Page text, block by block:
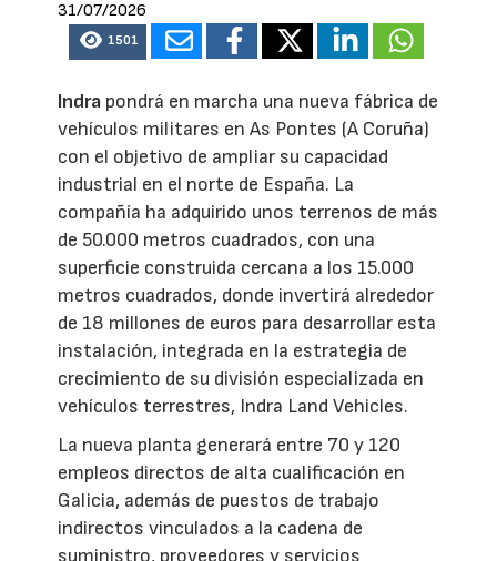
31/07/2026
1501
Indra pondrá en marcha una nueva fábrica de
vehículos militares en As Pontes (A Coruña)
con el objetivo de ampliar su capacidad
industrial en el norte de España. La
compañía ha adquirido unos terrenos de más
de 50.000 metros cuadrados, con una
superficie construida cercana a los 15.000
metros cuadrados, donde invertirá alrededor
de 18 millones de euros para desarrollar esta
instalación, integrada en la estrategia de
crecimiento de su división especializada en
vehículos terrestres, Indra Land Vehicles.
La nueva planta generará entre 70 y 120
empleos directos de alta cualificación en
Galicia, además de puestos de trabajo
indirectos vinculados a la cadena de